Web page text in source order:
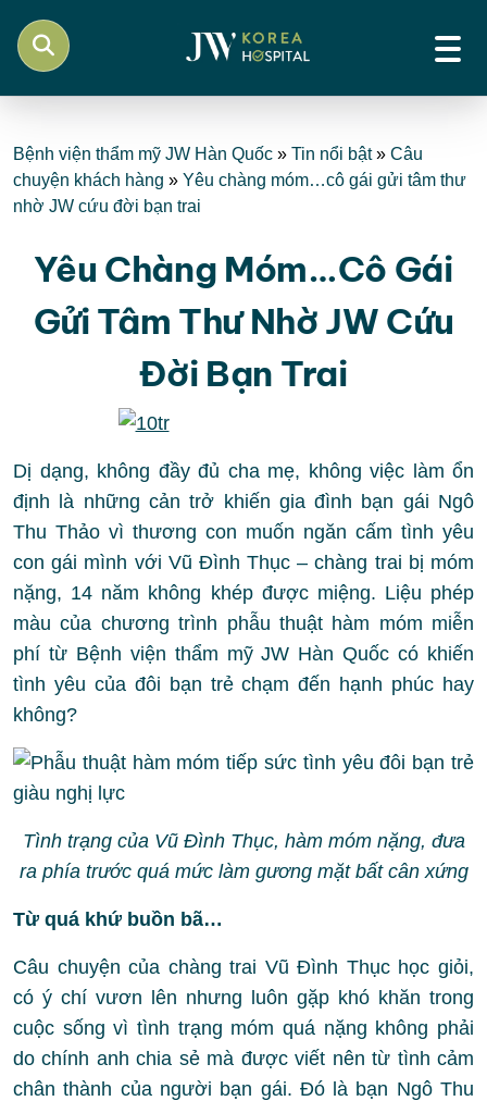
Bệnh viện thẩm mỹ JW Hàn Quốc » Tin nổi bật» Câu
chuyện khách hàng » Yêu chàng móm…cô gái gửi tâm thư
nhờ JW cứu đời bạn trai
Yêu Chàng Móm…cô Gái
Gửi Tâm Thư Nhờ JW Cứu
Đời Bạn Trai
Dị dạng, không đầy đủ cha mẹ, không việc làm ổn
định là những cản trở khiến gia đình bạn gái Ngô
Thu Thảo vì thương con muốn ngăn cấm tình yêu
con gái mình với Vũ Đình Thục – chàng trai bị móm
nặng, 14 năm không khép được miệng. Liệu phép
màu của chương trình phẫu thuật hàm móm miễn
phí từ Bệnh viện thẩm mỹ JW Hàn Quốc có khiến
tình yêu của đôi bạn trẻ chạm đến hạnh phúc hay
không?
Tình trạng của Vũ Đình Thục, hàm móm nặng, đưa
ra phía trước quá mức làm gương mặt bất cân xứng
Từ quá khứ buồn bã…
Câu chuyện của chàng trai Vũ Đình Thục học giỏi,
có ý chí vươn lên nhưng luôn gặp khó khăn trong
cuộc sống vì tình trạng móm quá nặng không phải
do chính anh chia sẻ mà được viết nên từ tình cảm
chân thành của người bạn gái. Đó là bạn Ngô Thu